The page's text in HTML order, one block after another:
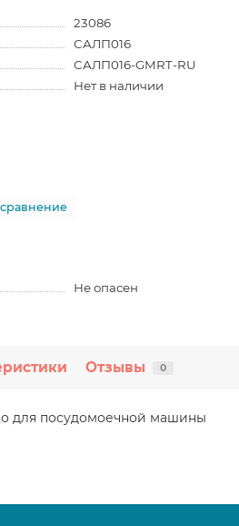
23086
САЛП016
САЛП016-GMRT-RU
Нет в наличии
Не опасен
Отзывы 0
для посудомоечной машины